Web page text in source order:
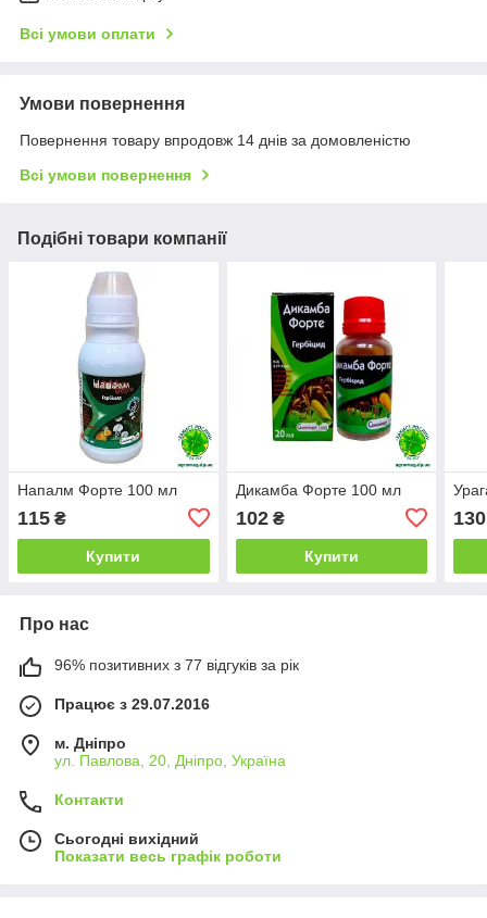
Всі умови оплати
Умови повернення
Повернення товару впродовж 14 днів за домовленістю
Всі умови повернення
Подібні товари компанії
Напалм Форте 100 мл
115 ₴
Купити
Дикамба Форте 100 мл
102₴
Купити
130
Про нас
96% позитивних з 77 відгуків за рік
Працює з 29.07.2016
м. Дніпро
ул. Павлова, 20, Дніпро, Україна
Контакти
Сьогодні вихідний
Показати весь графік роботи